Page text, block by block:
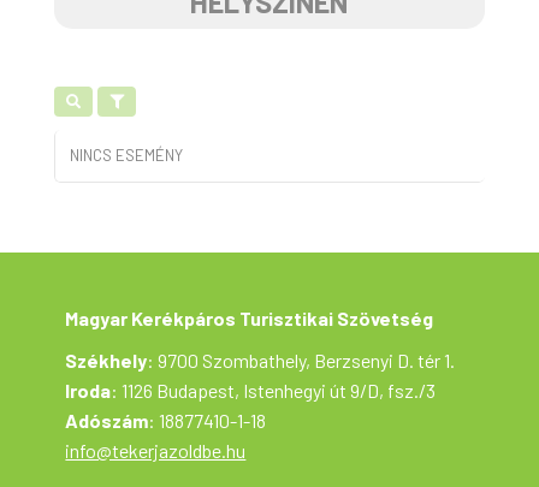
NINCS ESEMÉNY
Magyar Kerékpáros Turisztikai Szövetség
Székhely: 9700 Szombathely, Berzsenyi D. tér 1.
Iroda: 1126 Budapest, Istenhegyi út 9/D, fsz./3
Adószám: 18877410-1-18
info@tekerjazoldbe.hu